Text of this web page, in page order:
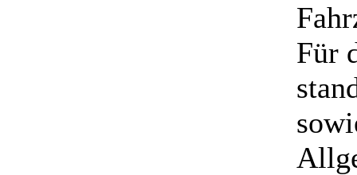
Für